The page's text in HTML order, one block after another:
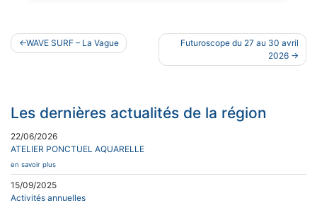
Navigation
de
WAVE SURF – La Vague
Futuroscope du 27 au 30 avril
2026
Les dernières actualités de la région
22/06/2026
ATELIER PONCTUEL AQUARELLE
en savoir plus
15/09/2025
Activités annuelles